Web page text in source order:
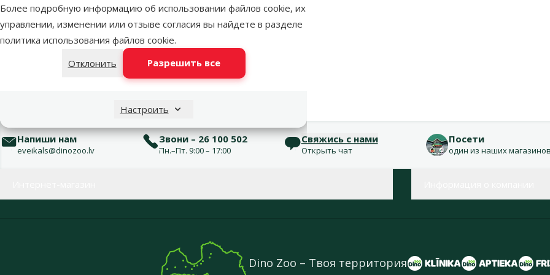
Более подробную информацию об использовании файлов cookie, их
управлении, изменении или отзыве согласия вы найдете в разделе
политика использования файлов cookie.
Отклонить
Разрешить все
Настроить
Оценка 40%
0
Напиши нам
eveikals@dinozoo.lv
Звони – 26 100 502
Пн.–Пт. 9:00 – 17:00
Свяжись с нами
Открыть чат
Посети
один из наших
Dino Zoo – Твоя территория